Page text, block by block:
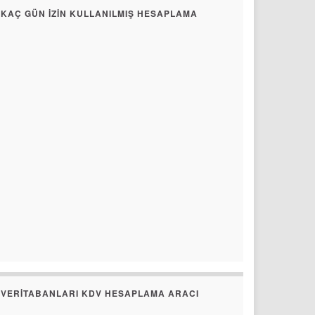
KAÇ GÜN İZIN KULLANILMIŞ HESAPLAMA
VERITABANLARI KDV HESAPLAMA ARACI